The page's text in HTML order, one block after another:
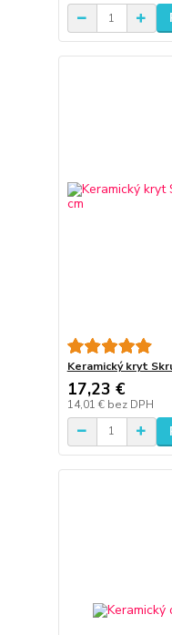
Keramický kryt
17,23 €
14,01 € bez DPH